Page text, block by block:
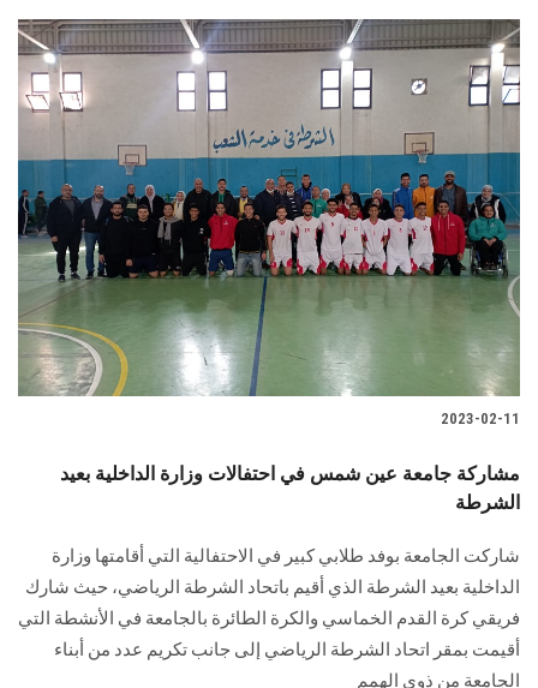
2023-02-11
مشاركة جامعة عين شمس في احتفالات وزارة الداخلية بعيد
الشرطة
شاركت الجامعة بوفد طلابي كبير في الاحتفالية التي أقامتها وزارة
الداخلية بعيد الشرطة الذي أقيم باتحاد الشرطة الرياضي، حيث شارك
فريقي كرة القدم الخماسي والكرة الطائرة بالجامعة في الأنشطة التي
أقيمت بمقر اتحاد الشرطة الرياضي إلى جانب تكريم عدد من أبناء
الجامعة من ذوي الهمم